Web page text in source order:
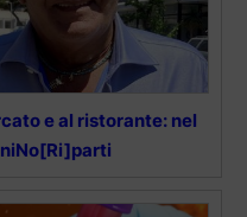
e al ristorante: nel